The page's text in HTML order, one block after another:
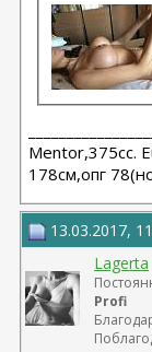
Мentor,375cc.
178см,опг
13.03.2017,
Lagerta
Profi